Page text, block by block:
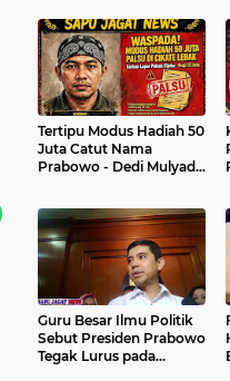
Tertipu Modus Hadiah 50
Juta Catut Nama
Prabowo - Dedi Mulyadi,
Juta Lebih
Guru Besar Ilmu Politik
Sebut Presiden Prabowo
Tegak Lurus pada